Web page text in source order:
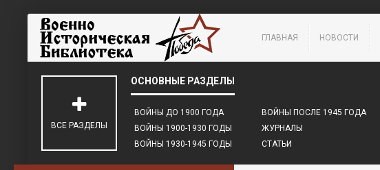
ГЛАВНАЯ НОВОСТИ
ВОЙНЫ ДО 1900 ГОДА
ВОЙНЫ 1900-1930 ГОДЫ
ВОЙНЫ 1930-1945 ГОДЫ
ВОЙНЫ ПОСЛЕ 1945 ГОДА
ЖУРНАЛЫ
СТАТЬИ
ВСЕ РАЗДЕЛЫ